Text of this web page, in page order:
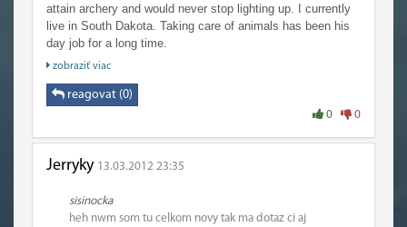
attain archery and would never stop lighting up. I currently
live in South Dakota. Taking care of animals has been his
day job for a long time.
So we point right this moment at our target, push the
that this area is actually a node. The fluid must be held in
zobraziť viac
reagovat (0)
0 0
Jerryky 13.03.2012 23:35
sisinocka
heh nwm som tu celkom novy tak ma dotaz ci aj